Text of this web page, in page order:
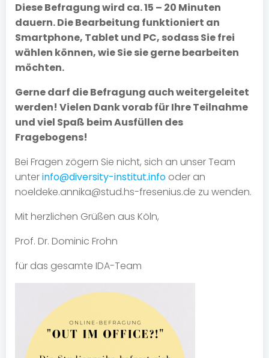
Diese Befragung wird ca.15 – 20 Minuten
dauern.Die Bearbeitung funktioniert an
Smartphone, Tablet und PC, sodass Sie frei
wählen können, wie Sie sie gerne bearbeiten
möchten.
Gerne darf die Befragung auch weitergeleitet
werden! Vielen Dank vorab für Ihre Teilnahme
und viel Spaß beim Ausfüllen des
Fragebogens!
Bei Fragen zögern Sie nicht, sich an unser Team
unterinfo@diversity-institut.info oder an
noeldeke.annika@stud.hs-fresenius.de zu wenden.
Mit herzlichen Grüßen aus Köln,
Prof. Dr. Dominic Frohn
für das gesamte IDA-Team